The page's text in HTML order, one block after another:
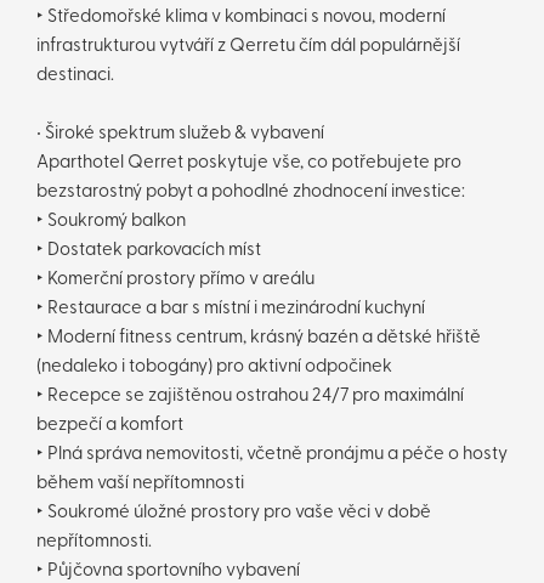
‣ Středomořské klima v kombinaci s novou, moderní
infrastrukturou vytváří z Qerretu čím dál populárnější
destinaci.
• Široké spektrum služeb & vybavení
Aparthotel Qerret poskytuje vše, co potřebujete pro
bezstarostný pobyt a pohodlné zhodnocení investice:
‣ Soukromý balkon
‣ Dostatek parkovacích míst
‣ Komerční prostory přímo v areálu
‣ Restaurace a bar s místní i mezinárodní kuchyní
‣ Moderní fitness centrum, krásný bazén a dětské hřiště
(nedaleko i tobogány) pro aktivní odpočinek
‣ Recepce se zajištěnou ostrahou 24/7 pro maximální
bezpečí a komfort
‣ Plná správa nemovitosti, včetně pronájmu a péče o hosty
během vaší nepřítomnosti
‣ Soukromé úložné prostory pro vaše věci v době
nepřítomnosti.
‣ Půjčovna sportovního vybavení